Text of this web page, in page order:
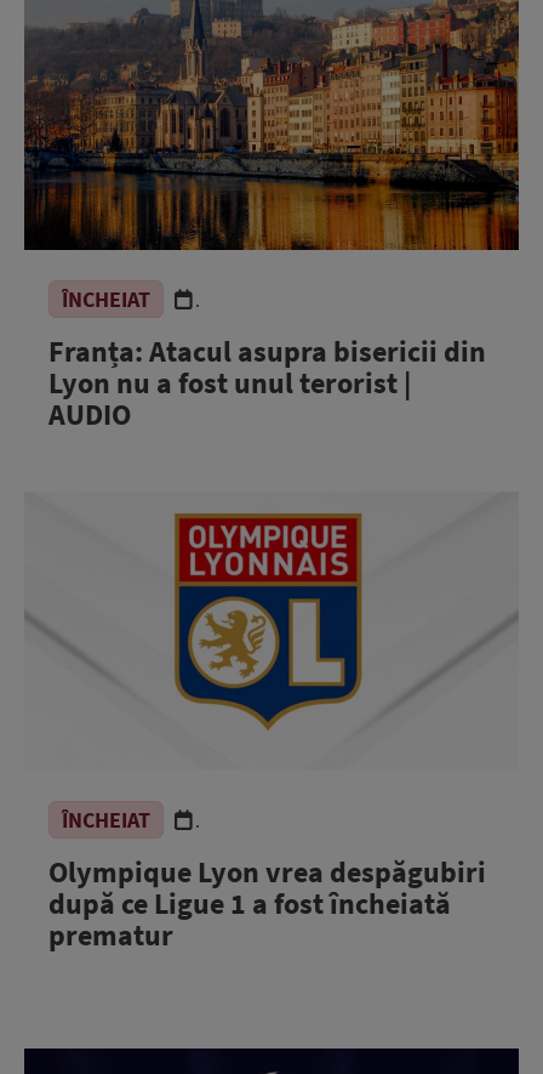
ÎNCHEIAT .
Franța: Atacul asupra bisericii din
Lyon nu a fost unul terorist |
AUDIO
ÎNCHEIAT .
Olympique Lyon vrea despăgubiri
după ce Ligue 1 a fost încheiată
prematur